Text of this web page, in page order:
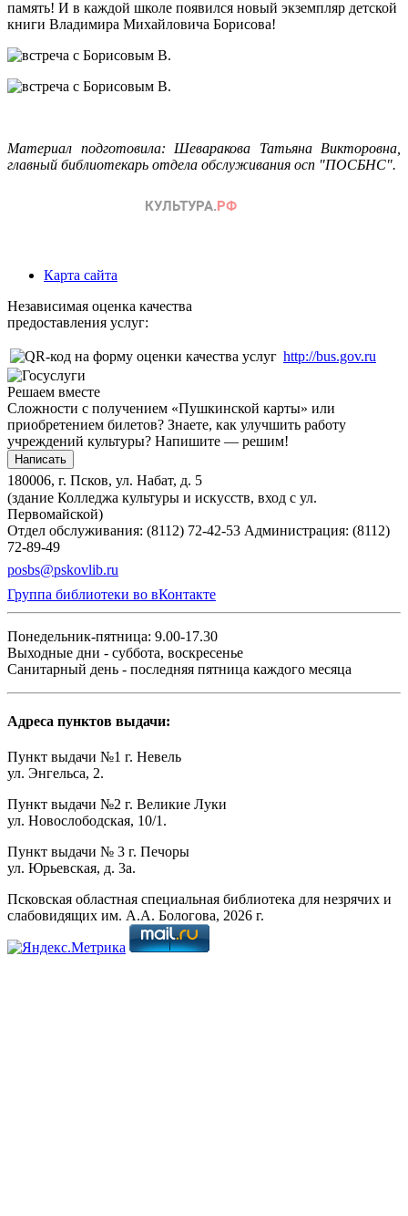
память! И в каждой школе появился новый экземпляр детской
книги Владимира Михайловича Борисова!
Материал подготовила: Шеваракова Татьяна Викторовна,
главный библиотекарь отдела обслуживания осп "ПОСБНС".
Карта сайта
Независимая оценка качества
предоставления услуг:
http://bus.gov.ru
Решаем вместе
Сложности с получением «Пушкинской карты» или
приобретением билетов? Знаете, как улучшить работу
учреждений культуры? Напишите — решим!
Написать
180006, г. Псков, ул. Набат, д. 5
(здание Колледжа культуры и искусств, вход с ул.
Первомайской)
Отдел обслуживания: (8112) 72-42-53 Администрация: (8112)
72-89-49
posbs@pskovlib.ru
Группа библиотеки во вКонтакте
Понедельник-пятница: 9.00-17.30
Выходные дни - суббота, воскресенье
Санитарный день - последняя пятница каждого месяца
Адреса пунктов выдачи:
Пункт выдачи №1 г. Невель
ул. Энгельса, 2.
Пункт выдачи №2 г. Великие Луки
ул. Новослободская, 10/1.
Пункт выдачи № 3 г. Печоры
ул. Юрьевская, д. 3а.
Псковская областная специальная библиотека для незрячих и
слабовидящих им. А.А. Бологова, 2026 г.